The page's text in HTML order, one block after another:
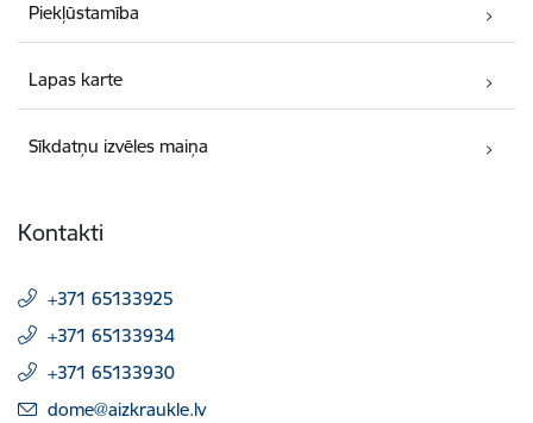
Piekļūstamība
Lapas karte
Sīkdatņu izvēles maiņa
Kontakti
+371 65133925
+371 65133934
+371 65133930
E-pasts:
dome@aizkraukle.lv